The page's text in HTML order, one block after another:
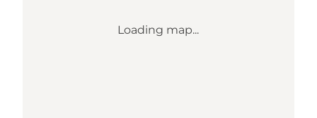
Loading map...